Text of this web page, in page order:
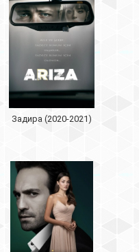
Задира (2020-2021)